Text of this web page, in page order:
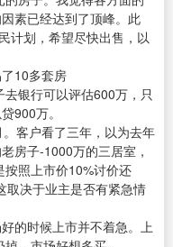
素已经达到了顶峰。此
计划，希望尽快出售，以
10多套房
银行可以评估600万，只
900万。
客户看了三年，以为去年
房子-1000万的三居室，
照上市价10%讨价还
取决于业主是否有紧急情
的时候上市并不着急。上